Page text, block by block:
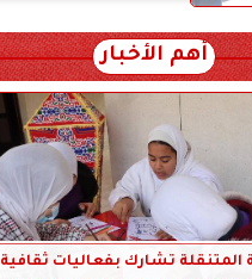
أهم الأخبار
المتنقلة تشارك بفعاليات ثقافية